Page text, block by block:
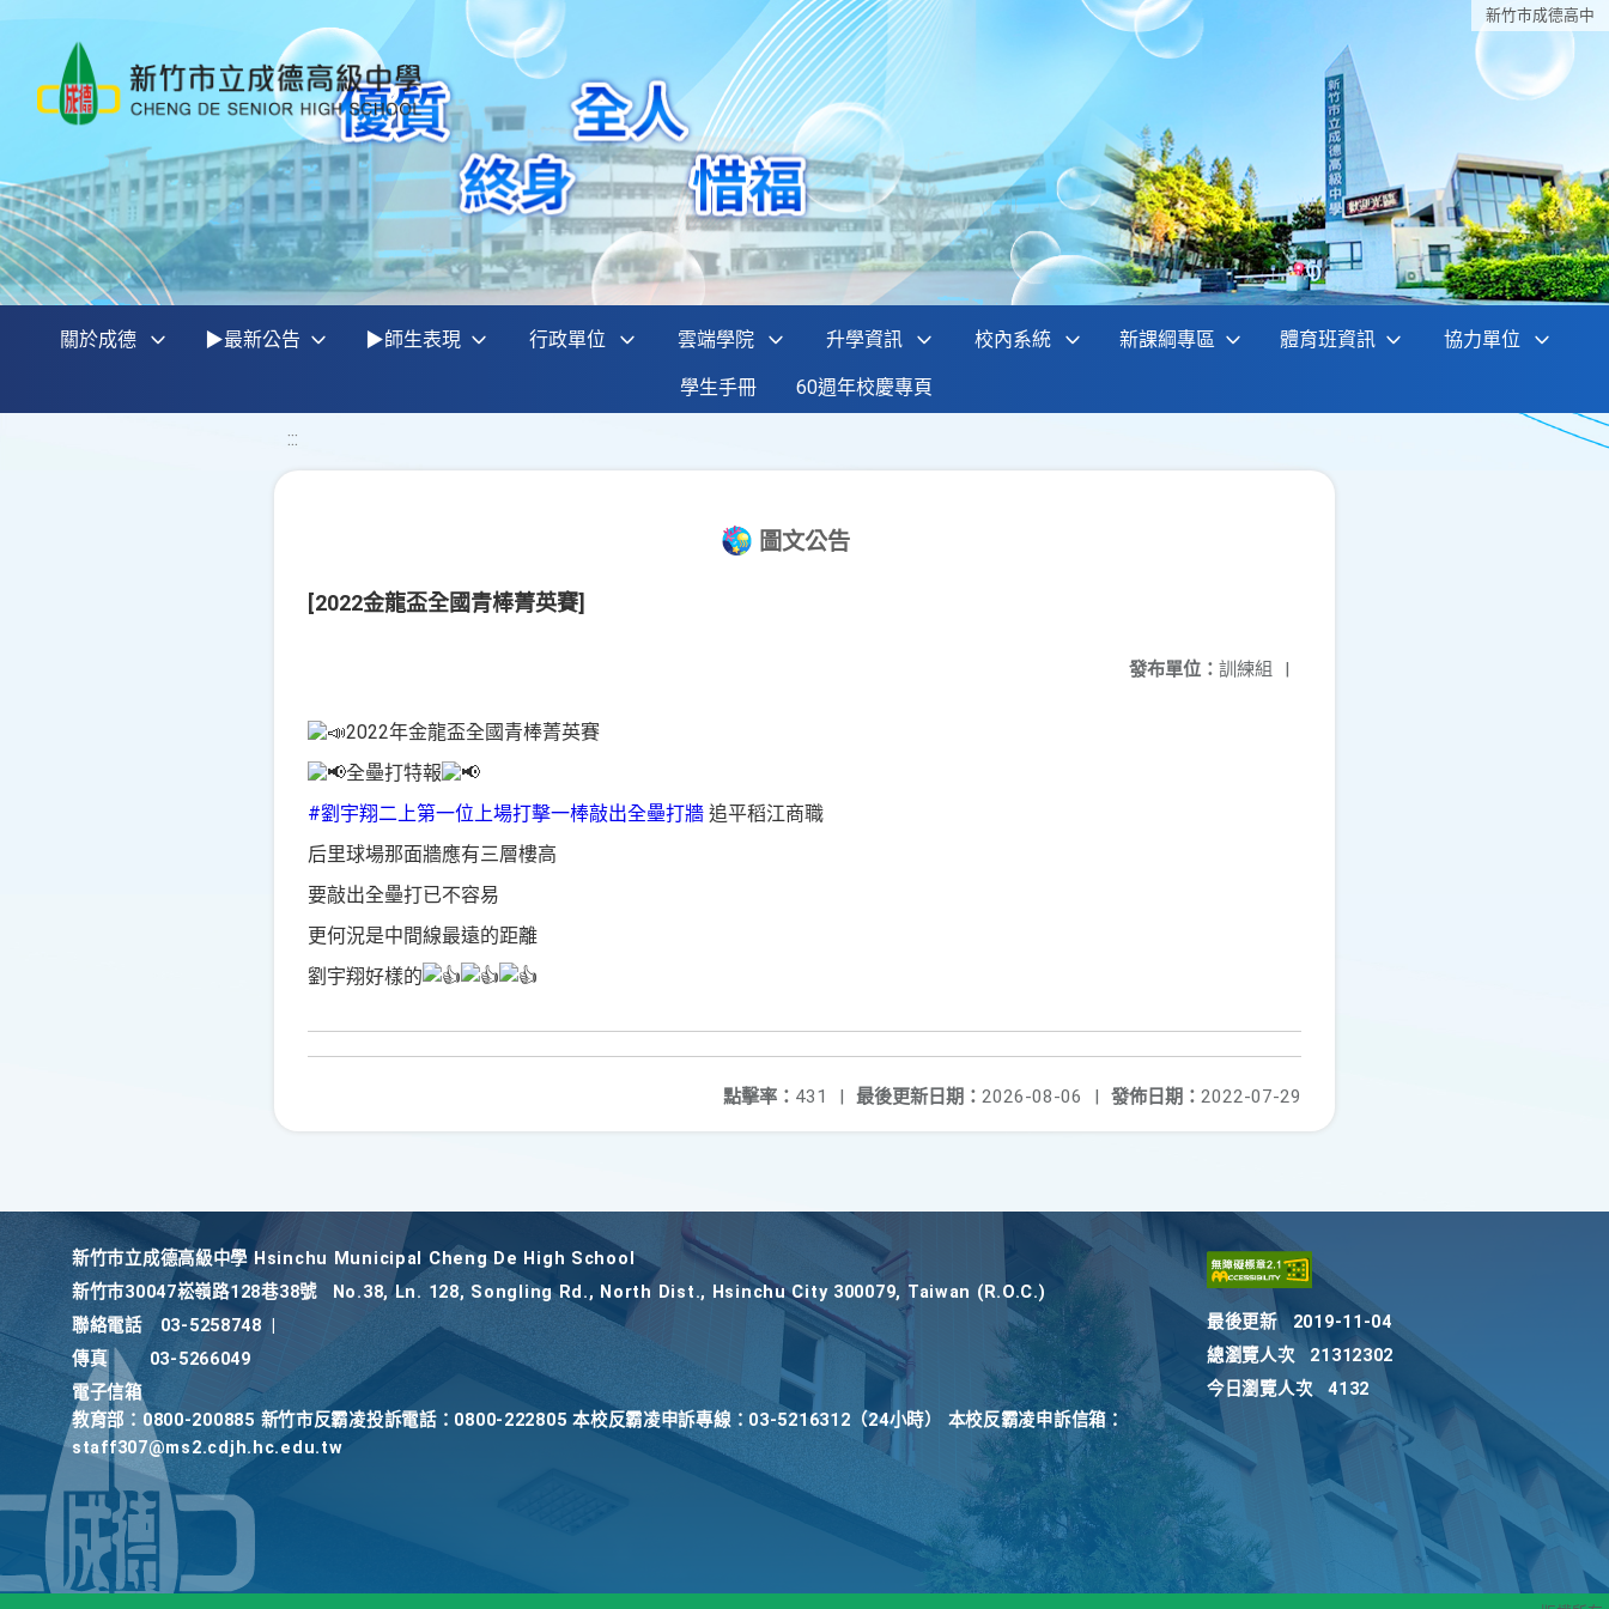
新竹巿成德高中
關於成德 ▶最新公告 ▶師生表現 行政單位 雲端學院 升學資訊 校內系統 新課綱專區 體育班資訊 協力單位
學生手冊 60週年校慶專頁
:::
圖文公告
[2022金龍盃全國青棒菁英賽]
發布單位： 訓練組 |
2022年金龍盃全國青棒菁英賽
全壘打特報
#劉宇翔二上第一位上場打擊一棒敲出全壘打牆 追平稻江商職
后里球場那面牆應有三層樓高
要敲出全壘打已不容易
更何況是中間線最遠的距離
劉宇翔好樣的
發佈日期： 2022-07-29
最後更新日期： 2026-08-06 |
點擊率： 431 |
新竹巿立成德高級中學 Hsinchu Municipal Cheng De High School
新竹巿30047崧嶺路128巷38號
No.38, Ln. 128, Songling Rd., North Dist., Hsinchu City 300079, Taiwan (R.O.C.)
聯絡電話
03-5258748
傳真
03-5266049
電子信箱
教育部：0800-200885 新竹市反霸凌投訴電話：0800-222805 本校反霸凌申訴專線：03-5216312（24小時） 本校反霸凌申訴信箱：
staff307@ms2.cdjh.hc.edu.tw
最後更新
2019-11-04
總瀏覽人次
21312302
今日瀏覽人次
4132